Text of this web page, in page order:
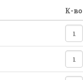
К-во